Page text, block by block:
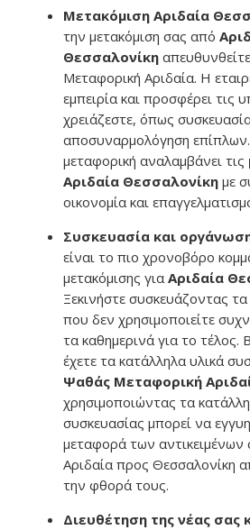
Μετακόμιση Αριδαία
την μετακόμιση σας από
Θεσσαλονίκη
Μεταφορική Αριδαία. Η
εμπειρία και προσφέρει τις
χρειάζεστε, όπως
αποσυναρμολόγηση
μεταφορική αναλαμβάνει τις
Αριδαία Θεσσαλονίκη με
οικονομία και
Συσκευασία και
είναι το πιο χρονοβόρο
μετακόμισης για Αριδαία
Ξεκινήστε συσκευάζοντας τα
που δεν χρησιμοποιείτε
τα καθημερινά για το τέλος.
έχετε τα κατάλληλα υλικά
Ψαθάς Μεταφορική
χρησιμοποιώντας τα
συσκευασίας μπορεί να
μεταφορά των αντικειμένων
Αριδαία προς Θεσσαλονίκη
την φθορά τους.
Διευθέτηση της νέας σας